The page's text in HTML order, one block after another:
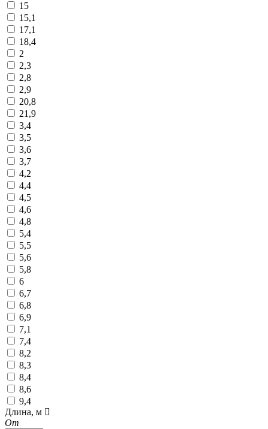
15
15,1
17,1
18,4
2
2,3
2,8
2,9
20,8
21,9
3,4
3,5
3,6
3,7
4,2
4,4
4,5
4,6
4,8
5,4
5,5
5,6
5,8
6
6,7
6,8
6,9
7,1
7,4
8,2
8,3
8,4
8,6
9,4
Длина, м
От